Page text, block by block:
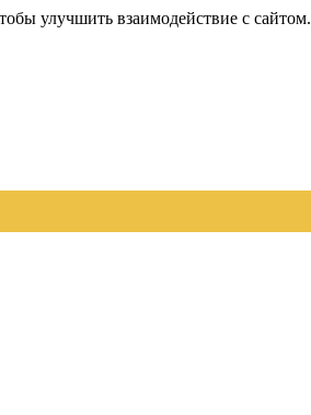
улучшить взаимодействие с сайтом.